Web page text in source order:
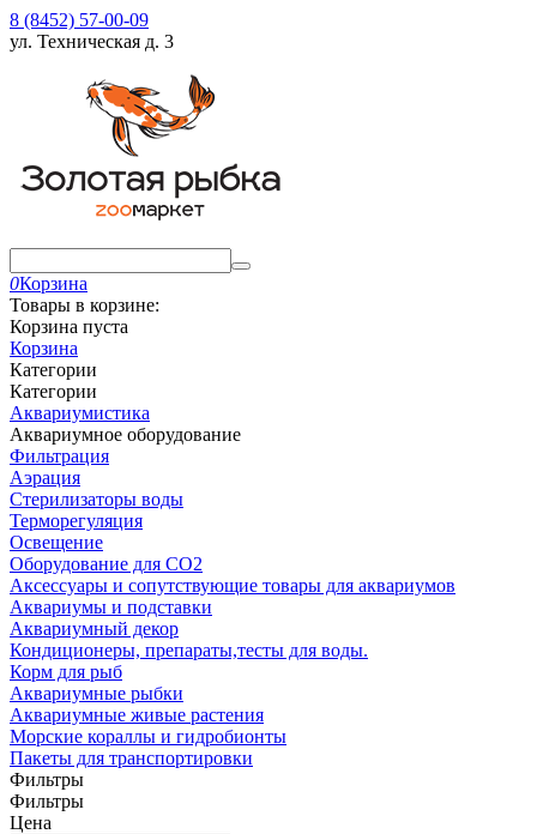
8 (8452) 57-00-09
ул. Техническая д. 3
0Корзина
Товары в корзине:
Корзина пуста
Корзина
Категории
Категории
Аквариумистика
Аквариумное оборудование
Фильтрация
Аэрация
Стерилизаторы воды
Терморегуляция
Освещение
Оборудование для CO2
Аксессуары и сопутствующие товары для аквариумов
Аквариумы и подставки
Аквариумный декор
Кондиционеры, препараты,тесты для воды.
Корм для рыб
Аквариумные рыбки
Аквариумные живые растения
Морские кораллы и гидробионты
Пакеты для транспортировки
Фильтры
Фильтры
Цена